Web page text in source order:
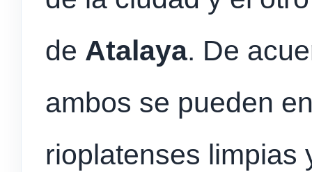
de Atalaya. De
ambos se pueden
rioplatenses limpias